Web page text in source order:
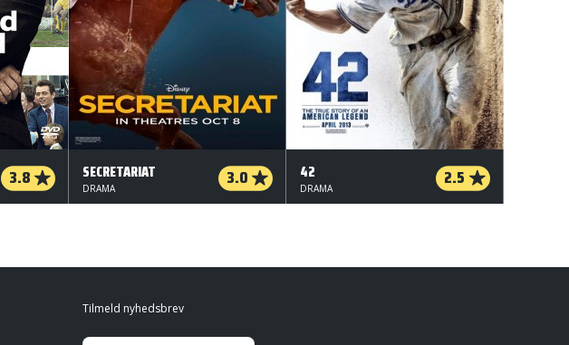
3.8 SECRETARIAT 3.0
DRAMA
42 2.5
DRAMA
Tilmeld nyhedsbrev